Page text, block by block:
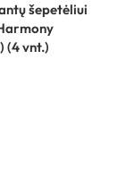
šepetėliui
(4 vnt.)